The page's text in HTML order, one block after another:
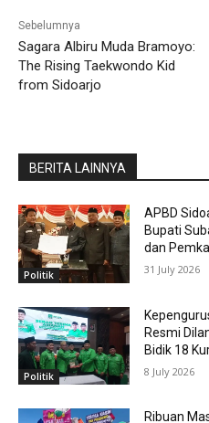
Sebelumnya
Sagara Albiru Muda Bramoyo:
The Rising Taekwondo Kid
from Sidoarjo
BERITA LAINNYA
Politik
APBD
Bupati
dan
31 July 2026
Politik
Resmi
Bidik 18
8 July 2026
Ribuan